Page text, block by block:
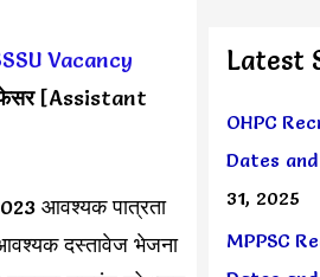
Vacancy
[Assistant
आवश्यक पात्रता
दस्तावेज भेजना
Latest
OHPC
Dates
31, 2025
MPPSC